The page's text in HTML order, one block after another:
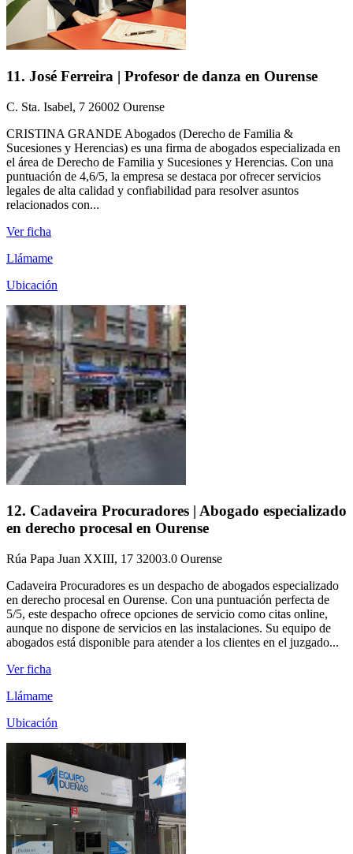
11. José Ferreira | Profesor de danza en Ourense
C. Sta. Isabel, 7 26002 Ourense
CRISTINA GRANDE Abogados (Derecho de Familia &
Sucesiones y Herencias) es una firma de abogados especializada en
el área de Derecho de Familia y Sucesiones y Herencias. Con una
puntuación de 4,6/5, la empresa se destaca por ofrecer servicios
legales de alta calidad y confiabilidad para resolver asuntos
relacionados con...
Ver ficha
Llámame
Ubicación
12. Cadaveira Procuradores | Abogado especializado
en derecho procesal en Ourense
Rúa Papa Juan XXIII, 17 32003.0 Ourense
Cadaveira Procuradores es un despacho de abogados especializado
en derecho procesal en Ourense. Con una puntuación perfecta de
5/5, este despacho ofrece opciones de servicio como citas online,
aunque no dispone de servicios en las instalaciones. Su equipo de
abogados está disponible para atender a los clientes en el juzgado...
Ver ficha
Llámame
Ubicación